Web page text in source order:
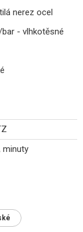
nerez ocel
- vlhkotěsné
minuty